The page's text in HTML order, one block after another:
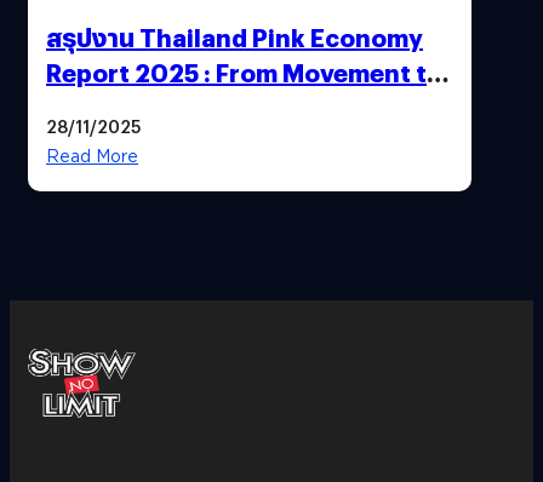
สรุปงาน Thailand Pink Economy
Report 2025 : From Movement to
28/11/2025
Read More